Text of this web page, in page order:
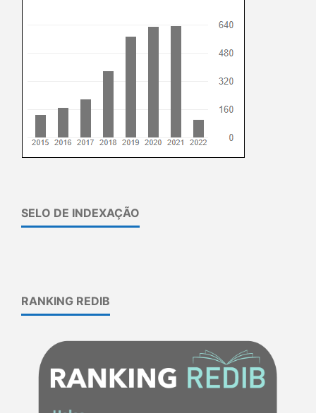
SELO DE INDEXAÇÃO
RANKING REDIB